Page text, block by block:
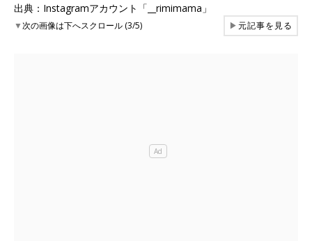
出典：Instagramアカウント「__rimimama」
▼次の画像は下へスクロール (3/5) ▶元記事を見る